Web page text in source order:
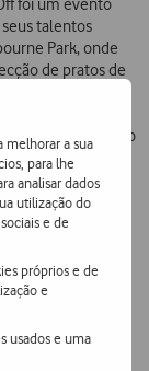
melhorar a sua
para lhe
analisar dados
utilização do
e de
próprios e de
e
usados e uma
foi um evento
talentos
Park, onde
de pratos de
Megan Gale.
Barrichello
servidos
Lygon Street.
concurso para
receber
a de
de Schumacher e